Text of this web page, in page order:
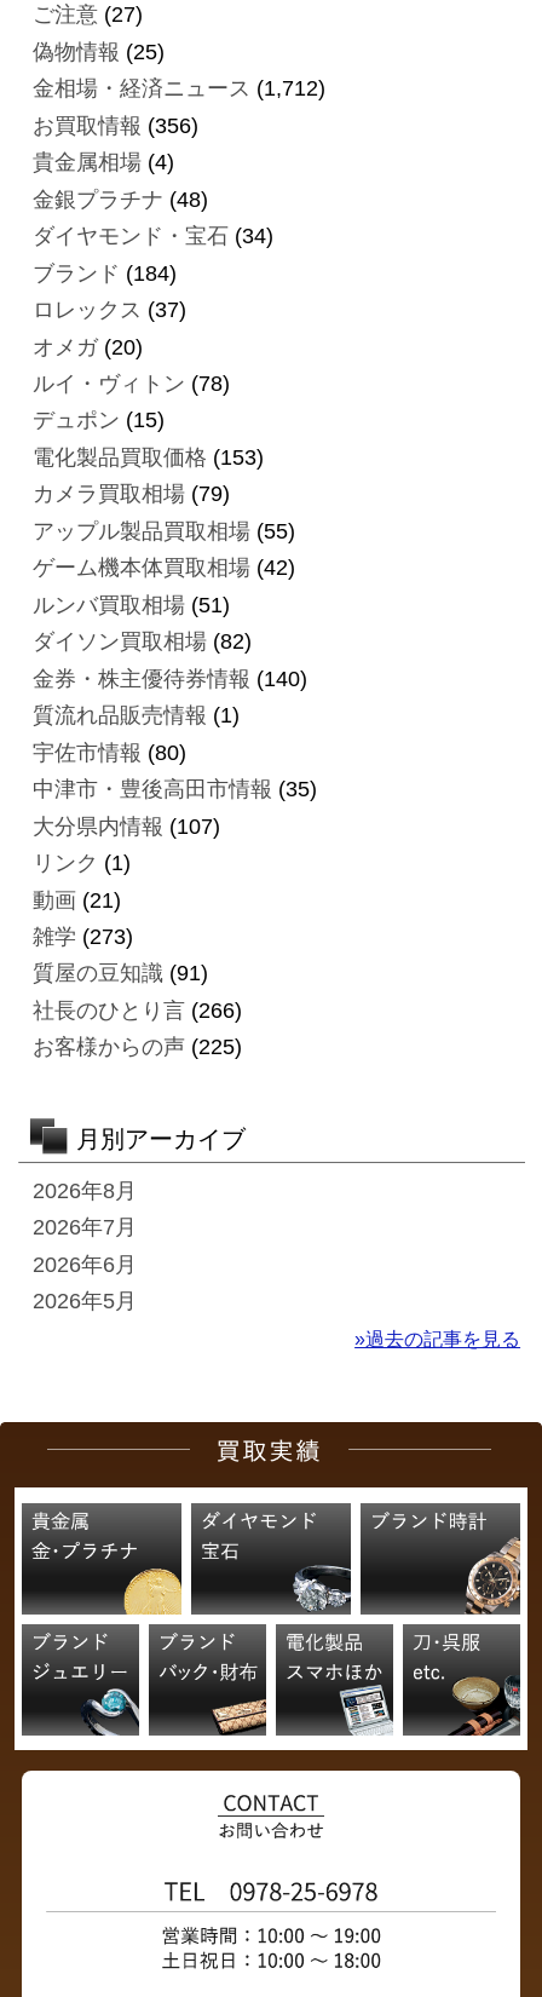
ご注意(27)
偽物情報 (25)
金相場・経済ニュース (1,712)
お買取情報 (356)
貴金属相場(4)
金銀プラチナ (48)
ダイヤモンド・宝石 (34)
ブランド (184)
ロレックス (37)
オメガ(20)
ルイ・ヴィトン (78)
デュポン (15)
電化製品買取価格 (153)
カメラ買取相場(79)
アップル製品買取相場(55)
ゲーム機本体買取相場(42)
ルンバ買取相場(51)
ダイソン買取相場(82)
金券・株主優待券情報 (140)
質流れ品販売情報 (1)
宇佐市情報 (80)
中津市・豊後高田市情報 (35)
大分県内情報 (107)
リンク (1)
動画(21)
雑学 (273)
質屋の豆知識(91)
社長のひとり言(266)
お客様からの声(225)
月別アーカイブ
2026年8月
2026年7月
2026年6月
2026年5月
»過去の記事を見る